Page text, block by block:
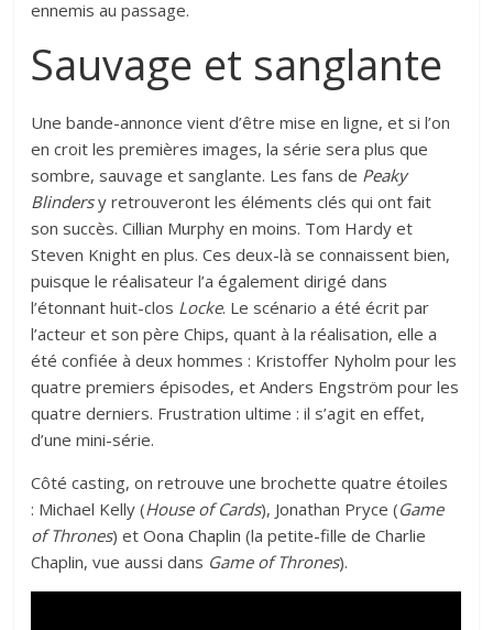
ennemis au passage.
Sauvage et sanglante
Une bande-annonce vient d’être mise en ligne, et si l’on
en croit les premières images, la série sera plus que
sombre, sauvage et sanglante. Les fans de Peaky
Blinders y retrouveront les éléments clés qui ont fait
son succès. Cillian Murphy en moins. Tom Hardy et
Steven Knight en plus. Ces deux-là se connaissent bien,
puisque le réalisateur l’a également dirigé dans
l’étonnant huit-clos Locke. Le scénario a été écrit par
l’acteur et son père Chips, quant à la réalisation, elle a
été confiée à deux hommes : Kristoffer Nyholm pour les
quatre premiers épisodes, et Anders Engström pour les
quatre derniers. Frustration ultime : il s’agit en effet,
d’une mini-série.
Côté casting, on retrouve une brochette quatre étoiles
: Michael Kelly (House of Cards), Jonathan Pryce (Game
of Thrones) etOona Chaplin(la petite-fille de Charlie
Chaplin, vue aussi dans Game of Thrones).